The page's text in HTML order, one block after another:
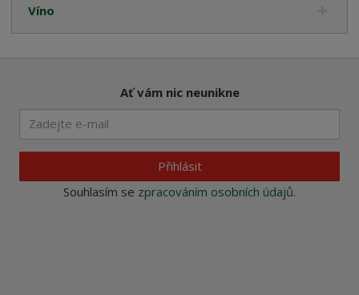
Víno
Ať vám nic neunikne
Přihlásit
Souhlasím se zpracováním osobních údajů.